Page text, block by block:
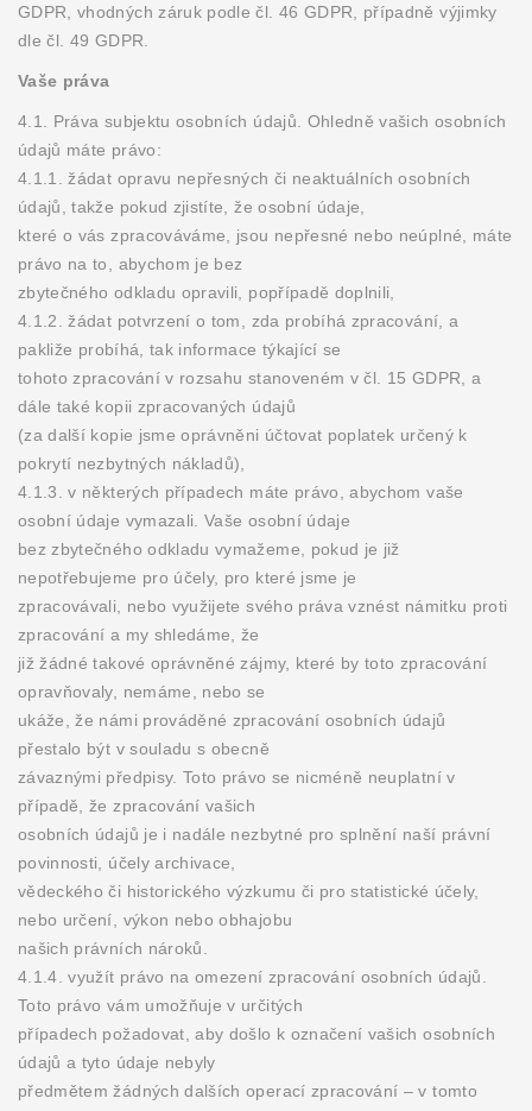
GDPR, vhodných záruk podle čl. 46 GDPR, případně výjimky
dle čl. 49 GDPR.
Vaše práva
4.1. Práva subjektu osobních údajů. Ohledně vašich osobních
údajů máte právo:
4.1.1. žádat opravu nepřesných či neaktuálních osobních
údajů, takže pokud zjistíte, že osobní údaje,
které o vás zpracováváme, jsou nepřesné nebo neúplné, máte
právo na to, abychom je bez
zbytečného odkladu opravili, popřípadě doplnili,
4.1.2. žádat potvrzení o tom, zda probíhá zpracování, a
pakliže probíhá, tak informace týkající se
tohoto zpracování v rozsahu stanoveném v čl. 15 GDPR, a
dále také kopii zpracovaných údajů
(za další kopie jsme oprávněni účtovat poplatek určený k
pokrytí nezbytných nákladů),
4.1.3. v některých případech máte právo, abychom vaše
osobní údaje vymazali. Vaše osobní údaje
bez zbytečného odkladu vymažeme, pokud je již
nepotřebujeme pro účely, pro které jsme je
zpracovávali, nebo využijete svého práva vznést námitku proti
zpracování a my shledáme, že
již žádné takové oprávněné zájmy, které by toto zpracování
opravňovaly, nemáme, nebo se
ukáže, že námi prováděné zpracování osobních údajů
přestalo být v souladu s obecně
závaznými předpisy. Toto právo se nicméně neuplatní v
případě, že zpracování vašich
osobních údajů je i nadále nezbytné pro splnění naší právní
povinnosti, účely archivace,
vědeckého či historického výzkumu či pro statistické účely,
nebo určení, výkon nebo obhajobu
našich právních nároků.
4.1.4. využít právo na omezení zpracování osobních údajů.
Toto právo vám umožňuje v určitých
případech požadovat, aby došlo k označení vašich osobních
údajů a tyto údaje nebyly
předmětem žádných dalších operací zpracování – v tomto